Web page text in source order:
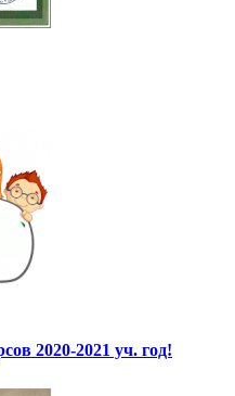
2020-2021 уч. год!